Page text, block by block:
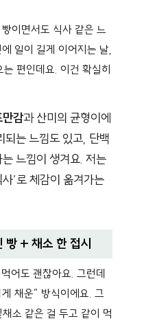
이면서도 식사 같은 느
일이 길게 이어지는 날,
편인데요. 이건 확실히
감과 산미의 균형이에
되는 느낌도 있고, 단백
느낌이 생겨요. 저는
’로 체감이 옮겨가는
빵 + 채소 한 접시
어도 괜찮아요. 그런데
채운” 방식이에요. 그
소 같은 걸 두고 같이 먹